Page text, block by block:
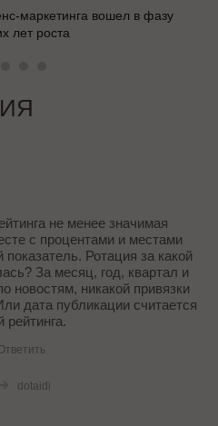
маркетинга вошел в фазу
лет роста
не менее значимая
с процентами и местами
Ротация за какой
За месяц, год, квартал и
новостям, никакой привязки
дата публикации считается
рейтинга.
dotaidi